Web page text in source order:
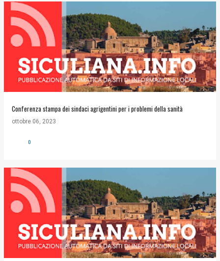
Conferenza stampa dei sindaci agrigentini per i problemi della sanità
ottobre 06, 2023
0